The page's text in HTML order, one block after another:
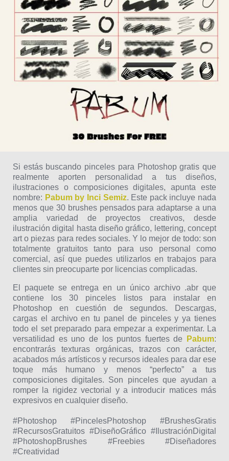
Si estás buscando pinceles para Photoshop gratis que
realmente aporten personalidad a tus diseños,
ilustraciones o composiciones digitales, apunta este
nombre: Pabum by Inci Semiz. Este pack incluye nada
menos que 30 brushes pensados para adaptarse a una
amplia variedad de proyectos creativos, desde
ilustración digital hasta diseño gráfico, lettering, concept
art o piezas para redes sociales. Y lo mejor de todo: son
totalmente gratuitos tanto para uso personal como
comercial, así que puedes utilizarlos en trabajos para
clientes sin preocuparte por licencias complicadas.
El paquete se entrega en un único archivo .abr que
contiene los 30 pinceles listos para instalar en
Photoshop en cuestión de segundos. Descargas,
cargas el archivo en tu panel de pinceles y ya tienes
todo el set preparado para empezar a experimentar. La
versatilidad es uno de los puntos fuertes de
Pabum:
encontrarás texturas orgánicas, trazos con carácter,
acabados más artísticos y recursos ideales para dar ese
toque más humano y menos “perfecto” a tus
composiciones digitales. Son pinceles que ayudan a
romper la rigidez vectorial y a introducir matices más
expresivos en cualquier diseño.
#Photoshop #PincelesPhotoshop #BrushesGratis
#RecursosGratuitos #DiseñoGráfico #IlustraciónDigital
#PhotoshopBrushes #Freebies #Diseñadores
#Creatividad